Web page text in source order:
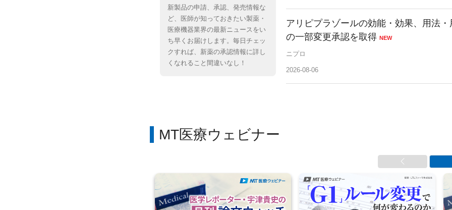
新製品の申請、承認、発売情報な
ど、医師が知っておきたい製薬・
医療機器業界の最新ニュースをい
ち早くお届けします。毎日チェッ
クすれば、新薬の承認情報に詳し
くなれること間違いなし！
アリピプラゾールの効能・効果、用法・
の一部変更承認を取得 NEW
ニプロ
2026-08-06
MT医療ウェビナー